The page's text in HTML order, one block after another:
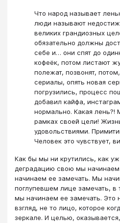
Что народ называет
люди называют
великих грандиозных
обязательно должны
себе и… они спят до
кофеёк, потом листают
полежат, позвонят,
сериалы, опять новая
погрузились, процесс
добавил кайфа,
нормально. Какая лень?!
рамках своей цели!
удовольствиями.
Человек это чувствует,
Как бы мы ни крутились, как
деградацию свою мы начинаем
начинаем ее замечать. Мы
поглупевшем лице замечать, в
мы начинаем ее замечать. Это
взгляд, не то лицо, которое
зеркале. И целью,